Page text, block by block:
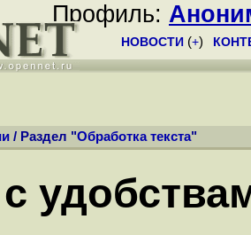
Профиль:
НОВОСТИ (+)
/ Раздел "Обработка текста"